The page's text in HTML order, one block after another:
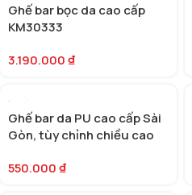
Ghế bar bọc da cao cấp
KM30333
3.190.000₫
Ghế bar da PU cao cấp Sài
Gòn, tùy chỉnh chiều cao
550.000₫